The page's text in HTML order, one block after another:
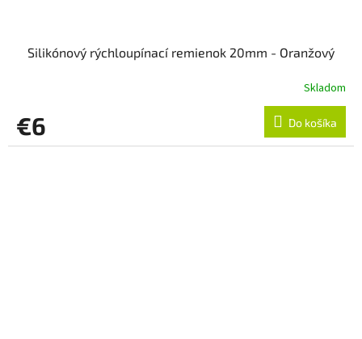
Silikónový rýchloupínací remienok 20mm - Oranžový
Skladom
€6 Do košíka